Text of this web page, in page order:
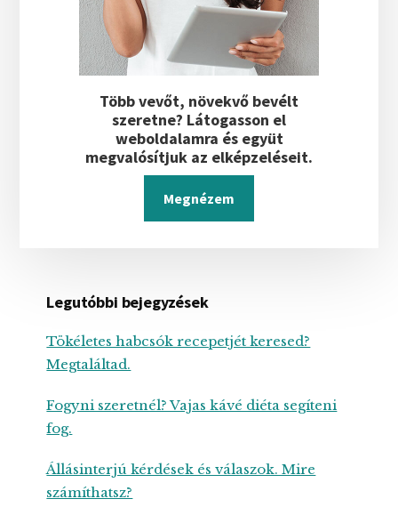
Több vevőt, növekvő bevélt
szeretne? Látogasson el
weboldalamra és együt
megvalósítjuk az elképzeléseit.
Megnézem
Legutóbbi bejegyzések
Tökéletes habcsók recepetjét keresed?
Megtaláltad.
Fogyni szeretnél? Vajas kávé diéta segíteni
fog.
Állásinterjú kérdések és válaszok. Mire
számíthatsz?